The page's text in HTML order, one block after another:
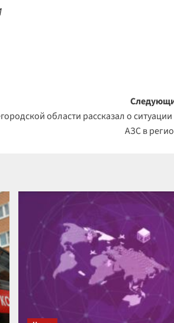
области рассказал о ситуации
АЗС в